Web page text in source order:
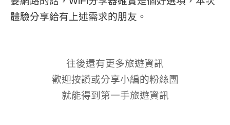
體驗分享給有上述需求的朋友。
往後還有更多旅遊資訊
歡迎按讚或分享小編的粉絲團
就能得到第一手旅遊資訊